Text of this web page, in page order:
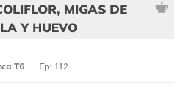
MIGAS DE
Y HUEVO
T6 Ep: 112